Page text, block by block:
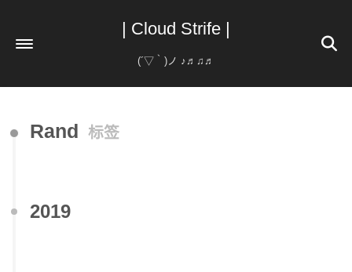
| Cloud Strife |
(´▽｀)ノ ♪♬♫♬
分类
Rand 标签
2019